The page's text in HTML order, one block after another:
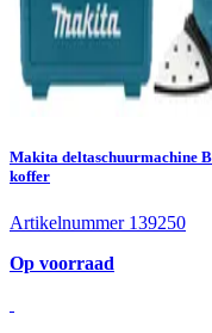
Makita deltaschuurmachine
koffer
Artikelnummer 139250
Op voorraad